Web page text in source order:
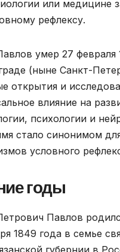
или медицине
рефлексу.
умер 27 февраля
(ныне Санкт-
открытия и
влияние на
психологии и
стало синонимом
условного
годы
Павлов
1849 года в семье
губернии в